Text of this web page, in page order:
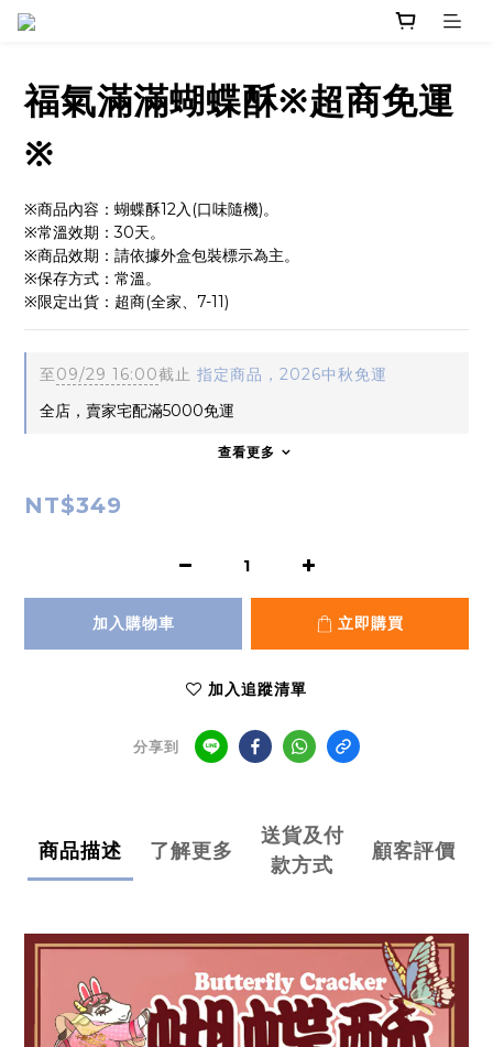
福氣滿滿蝴蝶酥※超商免運
※
※商品內容：蝴蝶酥12入(口味隨機)。
※常溫效期：30天。
※商品效期：請依據外盒包裝標示為主。
※保存方式：常溫。
※限定出貨：超商(全家、7-11)
至09/29 16:00截止 指定商品，2026中秋免運
全店，賣家宅配滿5000免運
查看更多
NT$349
加入購物車 立即購買
加入追蹤清單
分享到
商品描述 了解更多
送貨及付
款方式
顧客評價